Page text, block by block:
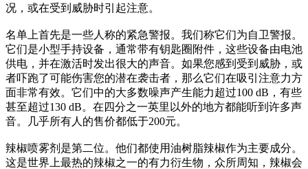
况，或在受到威胁时引起注意。
名单上首先是一些人称的紧急警报。我们称它们为自卫警报。
它们是小型手持设备，通常带有钥匙圈附件，这些设备由电池
供电，并在激活时发出很大的声音。如果您感到受到威胁，或
者吓跑了可能伤害您的潜在袭击者，那么它们在吸引注意力方
面非常有效。它们中的大多数噪声产生能力超过100 dB，有些
甚至超过130 dB。在四分之一英里以外的地方都能听到许多声
音。几乎所有人的售价都低于200元。
辣椒喷雾剂是第二位。他们都使用油树脂辣椒作为主要成分。
这是世界上最热的辣椒之一的有力衍生物，众所周知，辣椒会